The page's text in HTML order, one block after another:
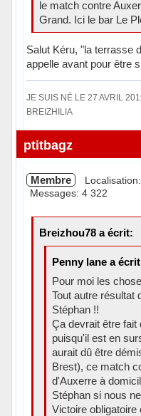
le match contre
Grand. Ici le bar Le
Salut Kéru, "la terrasse
appelle avant pour être
JE SUIS NÉ LE 27 AVRIL
BREIZHILIA
Hors ligne
ptitbagz
Membre
Messages: 4 322
Breizhou78 a écrit:
Penny lane a
Pour moi les
Tout autre résultat
Stéphan !!
Ça devrait être fait
puisqu'il est en
aurait dû être
Brest), ce match
d'Auxerre à
Stéphan si nous
Victoire